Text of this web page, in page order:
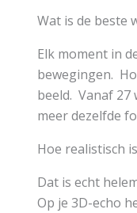
Wat is de beste
Elk moment in
bewegingen.
beeld. Vanaf 27
meer dezelfde
Hoe realistisch
Dat is echt
Op je 3D-echo